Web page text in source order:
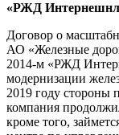
«РЖД
Договор о
АО «Железные
2014-м «РЖД
модернизации
2019 году стороны
компания
кроме того,